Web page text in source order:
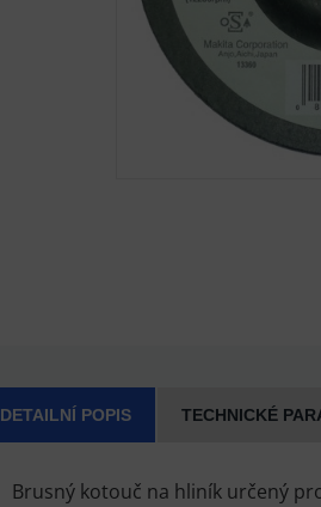
DETAILNÍ POPIS TECHNICKÉ
Brusný kotouč na hliník určený